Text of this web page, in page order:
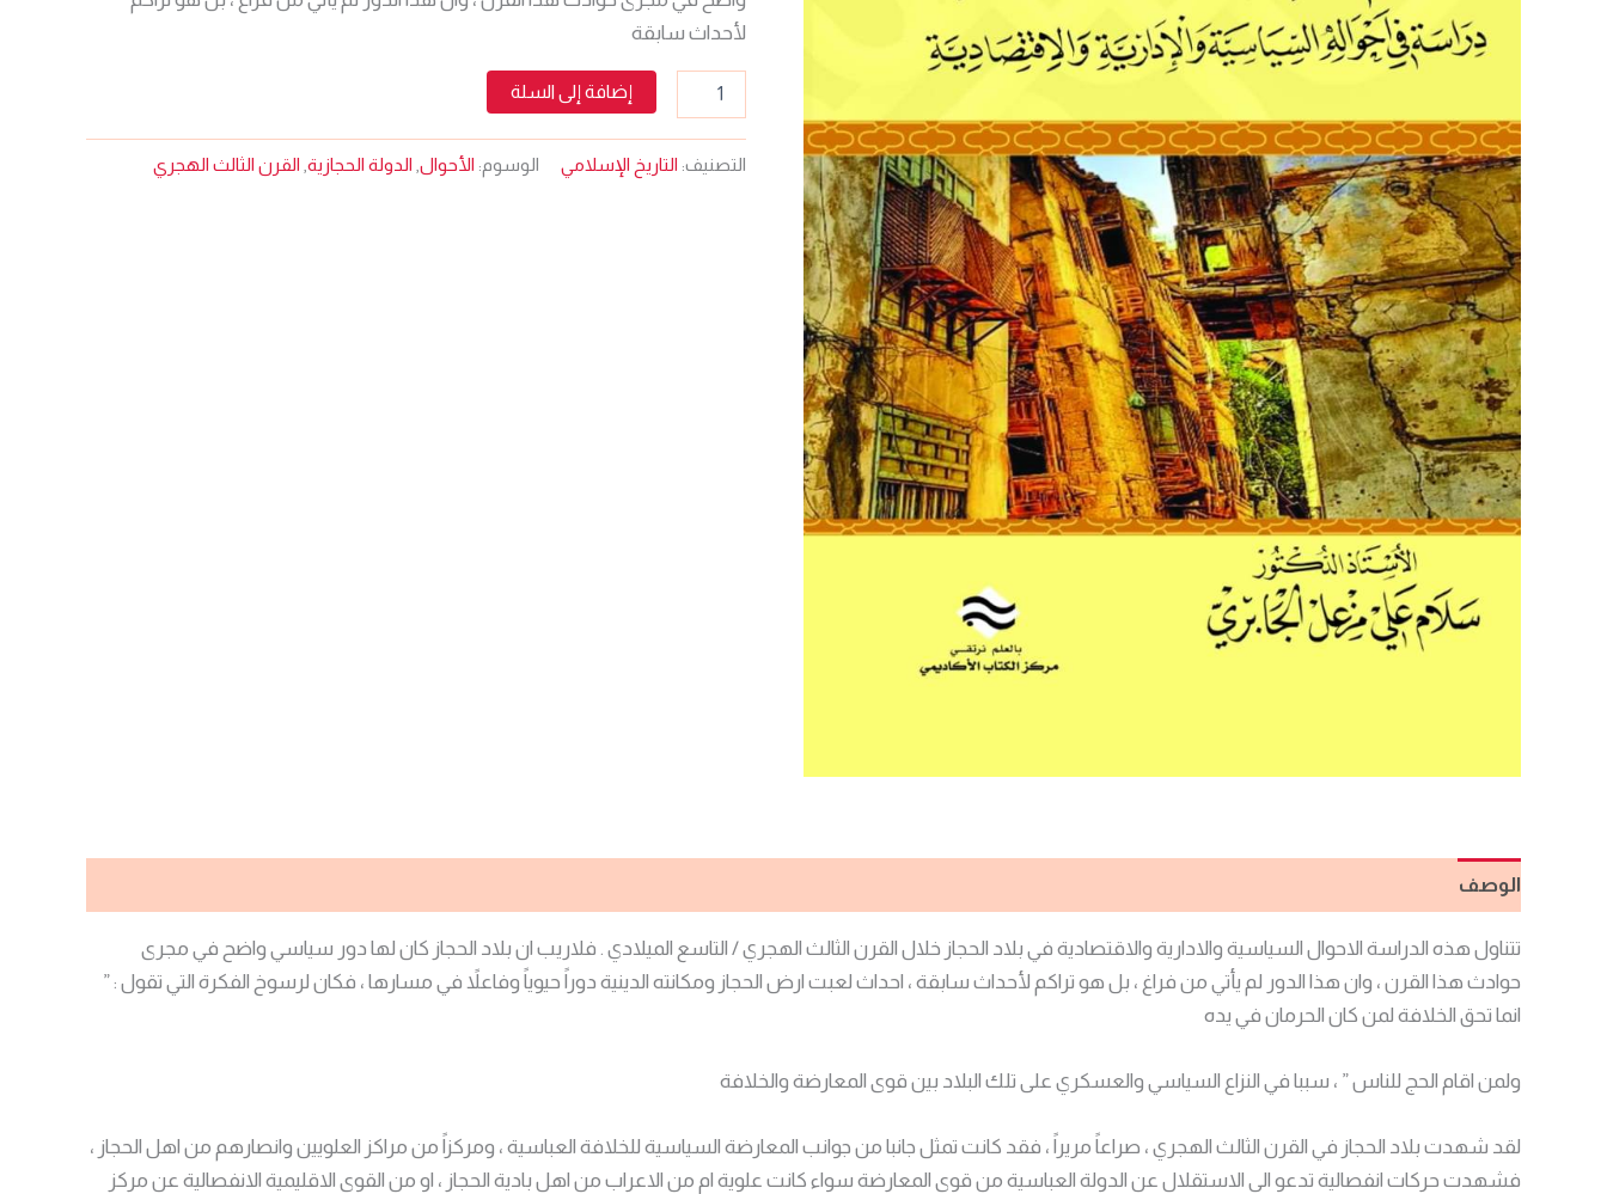
لأحداث سابقة
إضافة إلى السلة
التصنيف: التاريخ الإسلامي الوسوم: الأحوال الدولة الحجازية القرن الثالث الهجري
الوصف
تتناول هذه الدراسة الاحوال السياسية والادارية والاقتصادية في بلاد الحجاز خلال القرن الثالث الهجري / التاسع الميلادي . فلاريب ان بلاد الحجاز كان لها دور سياسي واضح في مجرى
حوادث هذا القرن ، وان هذا الدور لم يأتي من فراغ ، بل هو تراكم لأحداث سابقة ، احداث لعبت ارض الحجاز ومكانته الدينية دوراً حيوياً وفاعلاً في مسارها ، فكان لرسوخ الفكرة التي تقول : ”
انما تحق الخلافة لمن كان الحرمان في يده
ولمن اقام الحج للناس ” ، سببا في النزاع السياسي والعسكري على تلك البلاد بين قوى المعارضة والخلافة
لقد شهدت بلاد الحجاز في القرن الثالث الهجري ، صراعاً مريراً ، فقد كانت تمثل جانبا من جوانب المعارضة السياسية للخلافة العباسية ، ومركزاً من مراكز العلويين وانصارهم من اهل الحجاز ،
فشهدت حركات انفصالية تدعو الى الاستقلال عن الدولة العباسية من قوى المعارضة سواء كانت علوية ام من الاعراب من اهل بادية الحجاز ، او من القوى الاقليمية الانفصالية عن مركز